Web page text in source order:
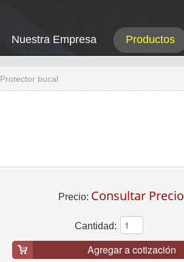
Nuestra Empresa Productos
Protector bucal
Precio: Consultar Precio
Cantidad:
Agregar a cotización